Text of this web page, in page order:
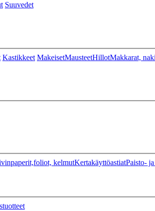
Suuvedet
Kastikkeet MakeisetMausteetHillotMakkarat,
kelmutKertakäyttöastiatPaisto-